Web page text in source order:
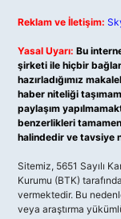
Reklam ve İletişim:
Yasal Uyarı: Bu
şirketi ile hiçbir
hazırladığımız
haber niteliği
paylaşım
benzerlikleri
halindedir ve tavsiye
Sitemiz, 5651 Sayılı
Kurumu (BTK)
vermektedir. Bu
veya araştırma